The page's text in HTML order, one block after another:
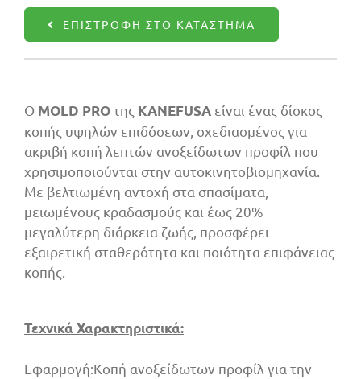
MOLD
PRO
ΕΠΙΣΤΡΟΦΉ ΣΤΟ ΚΑΤΆΣΤΗΜΑ
Ο MOLD PROτης KANEFUSAείναι ένας δίσκος
κοπής υψηλών επιδόσεων, σχεδιασμένος για
ακριβή κοπή λεπτών ανοξείδωτων προφίλ που
χρησιμοποιούνται στην αυτοκινητοβιομηχανία.
Με βελτιωμένη αντοχή στα σπασίματα,
μειωμένους κραδασμούς και έως 20%
μεγαλύτερη διάρκεια ζωής, προσφέρει
εξαιρετική σταθερότητα και ποιότητα επιφάνειας
κοπής.
Τεχνικά Χαρακτηριστικά:
Εφαρμογή:Κοπή ανοξείδωτων προφίλ για την